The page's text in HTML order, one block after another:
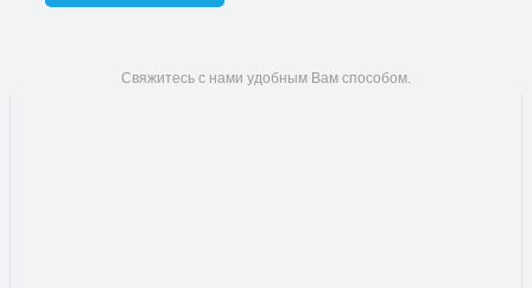
Свяжитесь с нами удобным Вам способом.